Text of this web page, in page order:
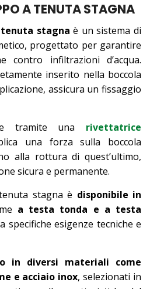
A TENUTA STAGNA
stagna è un sistema di
progettato per garantire
contro infiltrazioni d’acqua.
inserito nella boccola
assicura un fissaggio
tramite una rivettatrice
una forza sulla boccola
alla rottura di quest’ultimo,
sicura e permanente.
stagna è disponibile in
a testa tonda e a testa
specifiche esigenze tecniche e
in diversi materiali come
e acciaio inox, selezionati in